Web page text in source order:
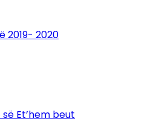
2019- 2020
Et’hem beut